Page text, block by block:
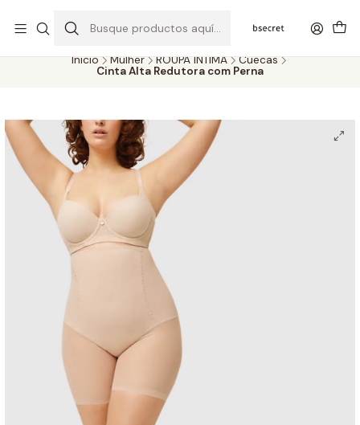
A 5 DIAS
Inicio Mulher ROUPA ÍNTIMA
Cuecas
Cinta Alta Redutora com Perna